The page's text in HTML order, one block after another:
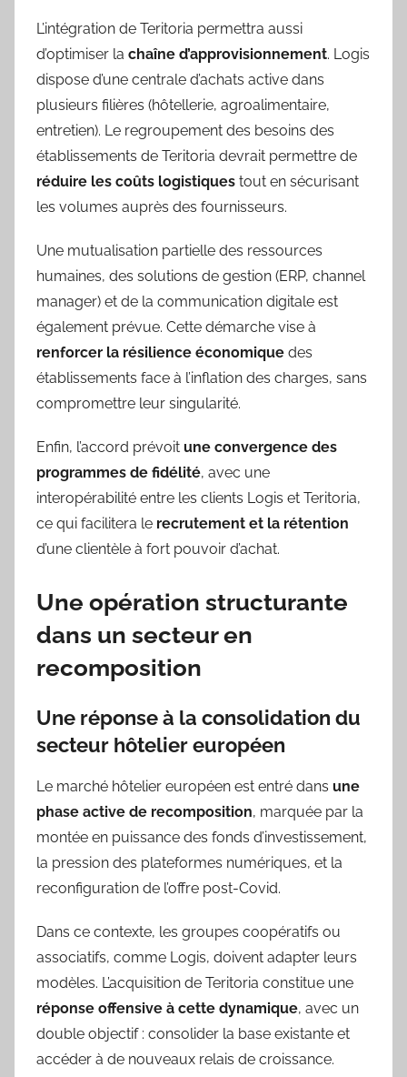
L’intégration de Teritoria permettra aussi
d’optimiser la chaîne d’approvisionnement. Logis
dispose d’une centrale d’achats active dans
plusieurs filières (hôtellerie, agroalimentaire,
entretien). Le regroupement des besoins des
établissements de Teritoria devrait permettre de
réduire les coûts logistiques tout en sécurisant
les volumes auprès des fournisseurs.
Une mutualisation partielle des ressources
humaines, des solutions de gestion (ERP, channel
manager) et de la communication digitale est
également prévue. Cette démarche vise à
renforcer la résilience économique des
établissements face à l’inflation des charges, sans
compromettre leur singularité.
Enfin, l’accord prévoit une convergence des
programmes de fidélité, avec une
interopérabilité entre les clients Logis et Teritoria,
ce qui facilitera le recrutement et la rétention
d’une clientèle à fort pouvoir d’achat.
Une opération structurante
dans un secteur en
recomposition
Une réponse à la consolidation du
secteur hôtelier européen
Le marché hôtelier européen est entré dans une
phase active de recomposition, marquée par la
montée en puissance des fonds d’investissement,
la pression des plateformes numériques, et la
reconfiguration de l’offre post-Covid.
Dans ce contexte, les groupes coopératifs ou
associatifs, comme Logis, doivent adapter leurs
modèles. L’acquisition de Teritoria constitue une
réponse offensive à cette dynamique, avec un
double objectif : consolider la base existante et
accéder à de nouveaux relais de croissance.